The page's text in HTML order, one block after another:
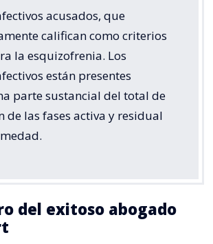
acusados, que
califican como criterios
la esquizofrenia. Los
están presentes
parte sustancial del total de
de las fases activa y residual
del exitoso abogado